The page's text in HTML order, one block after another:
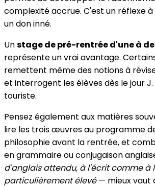
complexité accrue. C'est un réflexe
un don inné.
Unstage de pré-rentrée d'une à
représente un vrai avantage.
remettent même des notions à
et interrogent les élèves dès le jour
touriste.
Pensez également aux matières
lire les trois œuvres au programme
philosophie avant la rentrée, et
en grammaire ou conjugaison
d'anglais attendu, à l'écrit comme à
particulièrement élevé— mieux vaut